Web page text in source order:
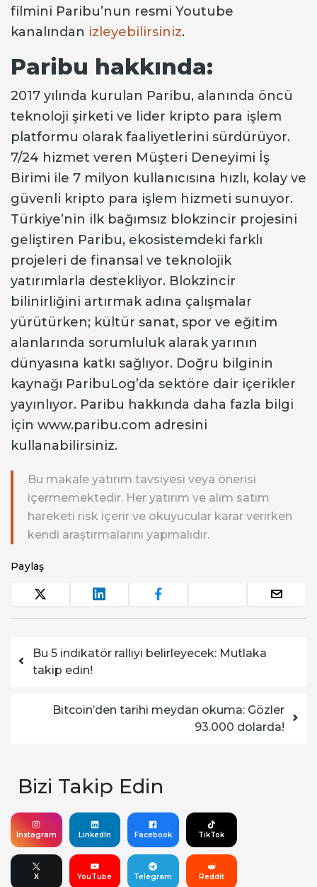
filmini Paribu’nun resmi Youtube
kanalından izleyebilirsiniz.
Paribu hakkında:
2017 yılında kurulan Paribu, alanında öncü
teknoloji şirketi ve lider kripto para işlem
platformu olarak faaliyetlerini sürdürüyor.
7/24 hizmet veren Müşteri Deneyimi İş
Birimi ile 7 milyon kullanıcısına hızlı, kolay ve
güvenli kripto para işlem hizmeti sunuyor.
Türkiye’nin ilk bağımsız blokzincir projesini
geliştiren Paribu, ekosistemdeki farklı
projeleri de finansal ve teknolojik
yatırımlarla destekliyor. Blokzincir
bilinirliğini artırmak adına çalışmalar
yürütürken; kültür sanat, spor ve eğitim
alanlarında sorumluluk alarak yarının
dünyasına katkı sağlıyor. Doğru bilginin
kaynağı ParibuLog’da sektöre dair içerikler
yayınlıyor. Paribu hakkında daha fazla bilgi
için www.paribu.com adresini
kullanabilirsiniz.
Bu makale yatırım tavsiyesi veya önerisi
içermemektedir. Her yatırım ve alım satım
hareketi risk içerir ve okuyucular karar verirken
kendi araştırmalarını yapmalıdır.
Paylaş
Yazı dolaşımı
Bu 5 indikatör ralliyi belirleyecek: Mutlaka
takip edin!
Bitcoin’den tarihi meydan okuma: Gözler
93.000 dolarda!
Bizi Takip Edin
Instagram LinkedIn Facebook TikTok
X YouTube Telegram Reddit